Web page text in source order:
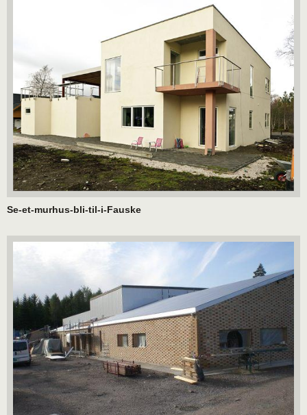
Se-et-murhus-bli-til-i-Fauske